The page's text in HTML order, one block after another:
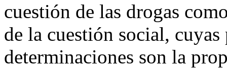
cuestión de las drogas
de la cuestión social,
determinaciones son la